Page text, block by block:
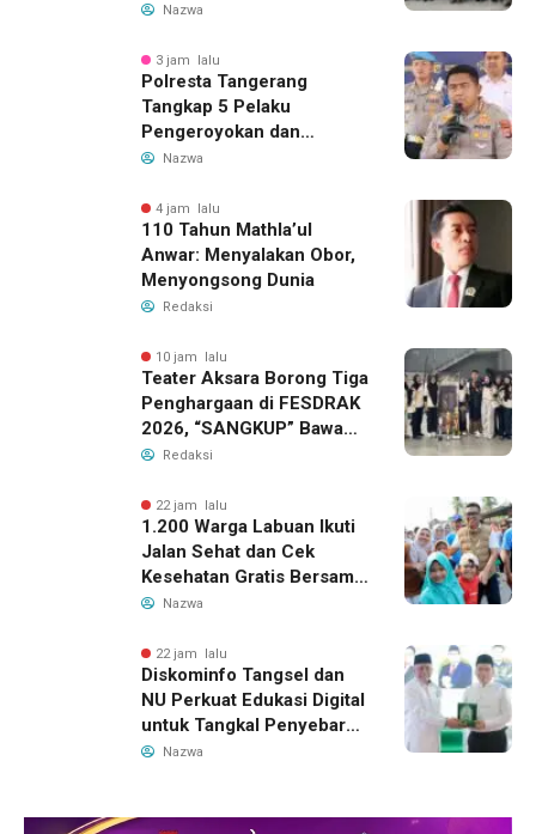
Demokrasi dan Soliditas
Nazwa
3 jam lalu
Polresta Tangerang
Tangkap 5 Pelaku
Pengeroyokan dan
Kekerasan Seksual di
Nazwa
4 jam lalu
110 Tahun Mathla’ul
Anwar: Menyalakan Obor,
Menyongsong Dunia
Redaksi
10 jam lalu
Teater Aksara Borong Tiga
Penghargaan di FESDRAK
2026, “SANGKUP” Bawa
Pulang Juara 2 Grup
Redaksi
22 jam lalu
1.200 Warga Labuan Ikuti
Jalan Sehat dan Cek
Kesehatan Gratis Bersama
Gubernur Banten
Nazwa
22 jam lalu
Diskominfo Tangsel dan
NU Perkuat Edukasi Digital
untuk Tangkal Penyebaran
Hoaks
Nazwa